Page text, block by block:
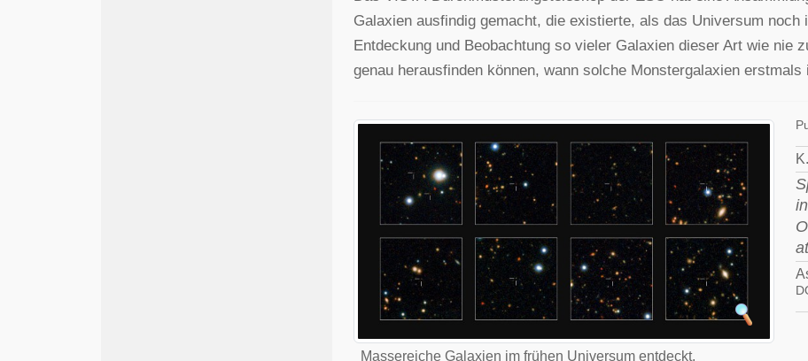
Galaxien ausfindig gemacht, die existierte, als das Universum
Entdeckung und Beobachtung so vieler Galaxien dieser Art wie nie
genau herausfinden können, wann solche Monstergalaxien
Massereiche Galaxien im frühen Universum entdeckt.